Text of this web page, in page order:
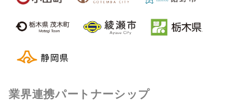
業界連携パートナーシップ